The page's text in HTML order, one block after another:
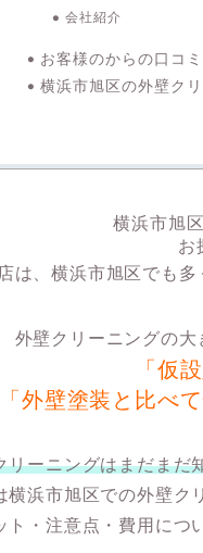
会社紹介
お客様のからの口コミ
横浜市旭区の外壁ク
横浜市旭
お
は、横浜市旭区でも多
外壁クリーニングの大
「仮
「外壁塗装と比べ
リーニングはまだまだ
横浜市旭区での外壁ク
ト・注意点・費用 につ